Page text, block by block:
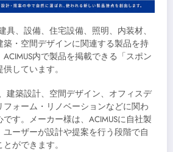
具、設備、住宅設備、照明、内装材、
築・空間デザインに関連する製品を持
内で製品を掲載できる「スポン
しています。
建築設計、空間デザイン、オフィスデ
ォーム・リノベーションなどに関わ
す。メーカー様は、ACIMUSに自社製
ーザーが設計や提案を行う段階で自
ができます。